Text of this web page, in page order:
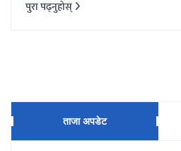
पुरा पढ्नुहोस्
ताजा अपडेट